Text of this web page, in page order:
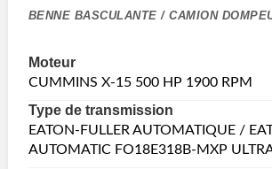
BENNE BASCULANTE / CAMION
Moteur
CUMMINS X-15 500 HP 1900 RPM
Type de transmission
EATON-FULLER AUTOMATIQUE /
AUTOMATIC FO18E318B-MXP